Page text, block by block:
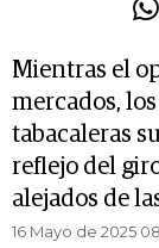
Mientras el
mercados,
tabacaleras
reflejo del
alejados de
16 Mayo de 2025